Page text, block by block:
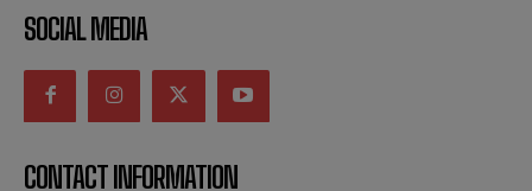
SOCIAL MEDIA
CONTACT INFORMATION